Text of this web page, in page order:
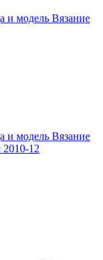
и модель Вязание
и модель Вязание
12